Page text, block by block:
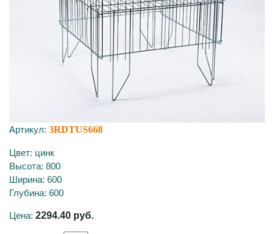
Артикул: 3RDTUS668
Цвет: цинк
Высота: 800
Ширина: 600
Глубина: 600
Цена: 2294.40 руб.